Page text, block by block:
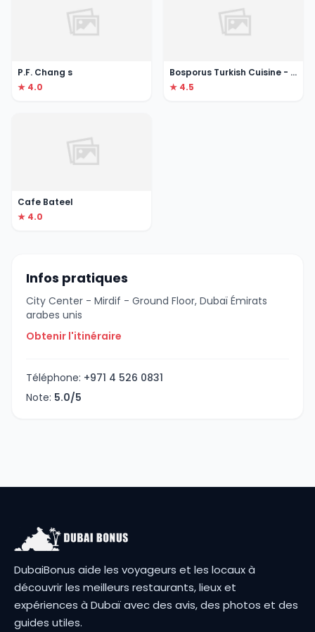
P.F. Chang s
★ 4.0
Bosporus Turkish Cuisine - Boulevard
★ 4.5
Cafe Bateel
★ 4.0
Infos pratiques
City Center - Mirdif - Ground Floor, Dubaï Émirats
arabes unis
Obtenir l'itinéraire
Téléphone: +971 4 526 0831
Note: 5.0/5
DubaiBonus aide les voyageurs et les locaux à
découvrir les meilleurs restaurants, lieux et
expériences à Dubaï avec des avis, des photos et des
guides utiles.